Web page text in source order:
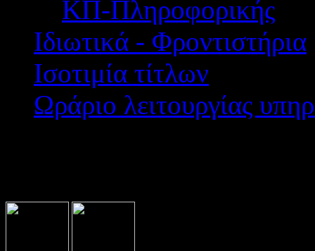
ΚΠ-Πληροφορικής
Ιδιωτικά - Φροντιστήρια
Ισοτιμία τίτλων
Ωράριο λειτουργίας